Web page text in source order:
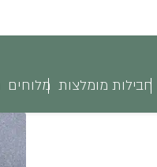
חבילות מומלצות מלוחים